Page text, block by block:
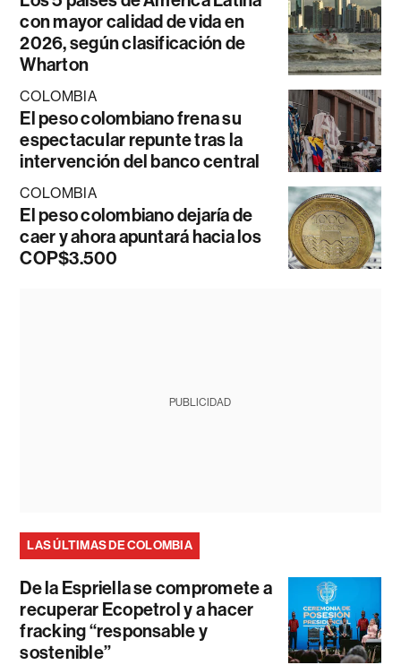
con mayor calidad de vida en
2026, según clasificación de
Wharton
COLOMBIA
El peso colombiano frena su
espectacular repunte tras la
intervención del banco central
COLOMBIA
El peso colombiano dejaría de
caer y ahora apuntará hacia los
COP$3.500
PUBLICIDAD
LAS ÚLTIMAS DE COLOMBIA
De la Espriella se compromete a
recuperar Ecopetrol y a hacer
fracking “responsable y
sostenible”